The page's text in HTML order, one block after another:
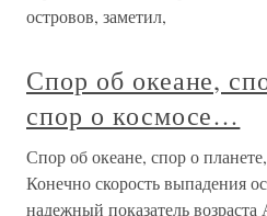
островов, заметил,
Спор об океане,
спор о космосе…
Спор об океане, спор о
Конечно скорость выпадения
надежный показатель